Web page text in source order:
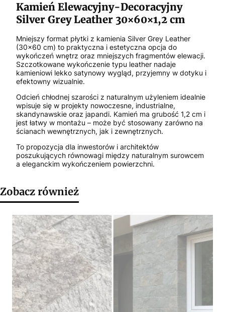
Kamień Elewacyjny-Decoracyjny
Silver Grey Leather 30×60×1,2 cm
Mniejszy format płytki z kamienia Silver Grey Leather
(30×60 cm) to praktyczna i estetyczna opcja do
wykończeń wnętrz oraz mniejszych fragmentów elewacji.
Szczotkowane wykończenie typu leather nadaje
kamieniowi lekko satynowy wygląd, przyjemny w dotyku i
efektowny wizualnie.
Odcień chłodnej szarości z naturalnym użyleniem idealnie
wpisuje się w projekty nowoczesne, industrialne,
skandynawskie oraz japandi. Kamień ma grubość 1,2 cm i
jest łatwy w montażu – może być stosowany zarówno na
ścianach wewnętrznych, jak i zewnętrznych.
To propozycja dla inwestorów i architektów
poszukujących równowagi między naturalnym surowcem
a eleganckim wykończeniem powierzchni.
Zobacz również